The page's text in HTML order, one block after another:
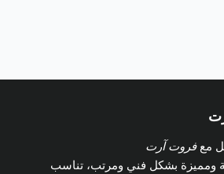
معفروت آرت
ومميزة بشكل فني ومرتب، تناسب